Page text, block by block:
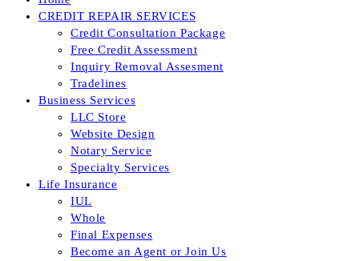
CREDIT REPAIR SERVICES
Credit Consultation Package
Free Credit Assessment
Inquiry Removal Assesment
Tradelines
Business Services
LLC Store
Website Design
Notary Service
Specialty Services
Life Insurance
IUL
Whole
Final Expenses
Become an Agent or Join Us